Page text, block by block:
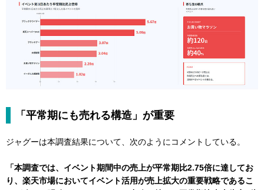
「平常期にも売れる構造」が重要
ジャグーは本調査結果について、次のようにコメントしている。
「本調査では、イベント期間中の売上が平常期比2.75倍に達してお
り、楽天市場においてイベント活用が売上拡大の重要戦略であるこ